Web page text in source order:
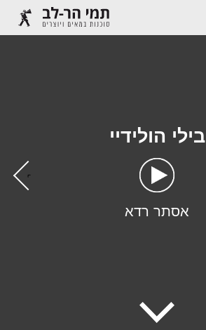
בילי הולידיי
אסתר רדא
›